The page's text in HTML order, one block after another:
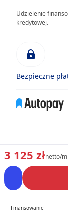
3 125 złnetto/
Udzielenie
kredytowej.
Bezpieczne
Finansowanie